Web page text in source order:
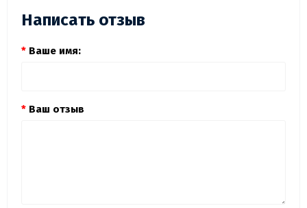
Написать отзыв
Ваше имя:
Ваш отзыв